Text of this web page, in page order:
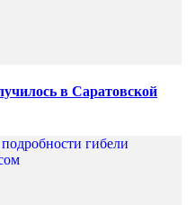
в Саратовской